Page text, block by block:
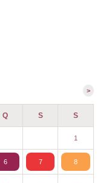
>
Q S S
1
6 7 8